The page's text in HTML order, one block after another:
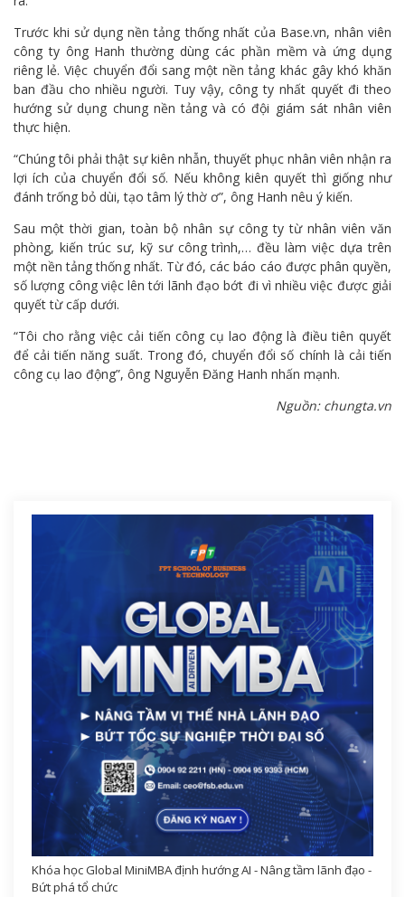
Trước khi sử dụng nền tảng thống nhất của Base.vn, nhân viên
công ty ông Hanh thường dùng các phần mềm và ứng dụng
riêng lẻ. Việc chuyển đổi sang một nền tảng khác gây khó khăn
ban đầu cho nhiều người. Tuy vậy, công ty nhất quyết đi theo
hướng sử dụng chung nền tảng và có đội giám sát nhân viên
thực hiện.
“Chúng tôi phải thật sự kiên nhẫn, thuyết phục nhân viên nhận ra
lợi ích của chuyển đổi số. Nếu không kiên quyết thì giống như
đánh trống bỏ dùi, tạo tâm lý thờ ơ”, ông Hanh nêu ý kiến.
Sau một thời gian, toàn bộ nhân sự công ty từ nhân viên văn
phòng, kiến trúc sư, kỹ sư công trình,… đều làm việc dựa trên
một nền tảng thống nhất. Từ đó, các báo cáo được phân quyền,
số lượng công việc lên tới lãnh đạo bớt đi vì nhiều việc được giải
quyết từ cấp dưới.
“Tôi cho rằng việc cải tiến công cụ lao động là điều tiên quyết
để cải tiến năng suất. Trong đó, chuyển đổi số chính là cải tiến
công cụ lao động”, ông Nguyễn Đăng Hanh nhấn mạnh.
Nguồn: chungta.vn
Khóa học Global MiniMBA định hướng AI - Nâng tầm lãnh đạo -
Bứt phá tổ chức